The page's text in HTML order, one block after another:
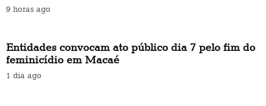
9 horas ago
Entidades convocam ato público dia 7 pelo fim do
feminicídio em Macaé
1 dia ago